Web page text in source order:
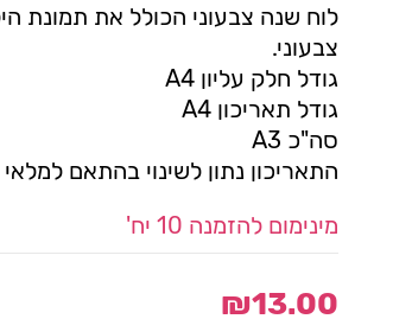
לוח שנה צבעוני הכולל את תמונת
צבעוני.
גודל חלק עליון A4
גודל תאריכון A4
סה"כ A3
התאריכון נתון לשינוי בהתאם למלאי
מינימום להזמנה 10 יח'
₪13.00